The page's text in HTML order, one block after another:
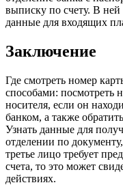
выписку по счету. В
данные для входящих
Заключение
Где смотреть номер
способами: посмотреть
носителя, если он
банком, а также
Узнать данные для
отделении по
третье лицо требует
счета, то это может
действиях.